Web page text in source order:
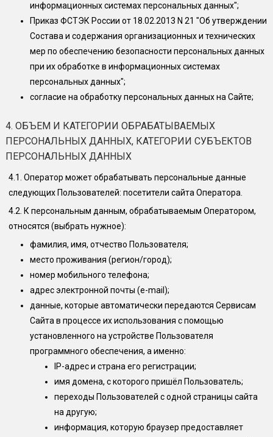
информационных системах персональных данных";
Приказ ФСТЭК России от 18.02.2013 N 21 "Об утверждении
Состава и содержания организационных и технических
мер по обеспечению безопасности персональных данных
при их обработке в информационных системах
персональных данных";
согласие на обработку персональных данных на Сайте;
4. ОБЪЕМ И КАТЕГОРИИ ОБРАБАТЫВАЕМЫХ
ПЕРСОНАЛЬНЫХ ДАННЫХ, КАТЕГОРИИ СУБЪЕКТОВ
ПЕРСОНАЛЬНЫХ ДАННЫХ
4.1. Оператор может обрабатывать персональные данные
следующих Пользователей: посетители сайта Оператора.
4.2. К персональным данным, обрабатываемым Оператором,
относятся (выбрать нужное):
фамилия, имя, отчество Пользователя;
место проживания (регион/город);
номер мобильного телефона;
адрес электронной почты (e-mail);
данные, которые автоматически передаются Сервисам
Сайта в процессе их использования с помощью
установленного на устройстве Пользователя
программного обеспечения, а именно:
IP-адрес и страна его регистрации;
имя домена, с которого пришёл Пользователь;
переходы Пользователей с одной страницы сайта
на другую;
информация, которую браузер предоставляет